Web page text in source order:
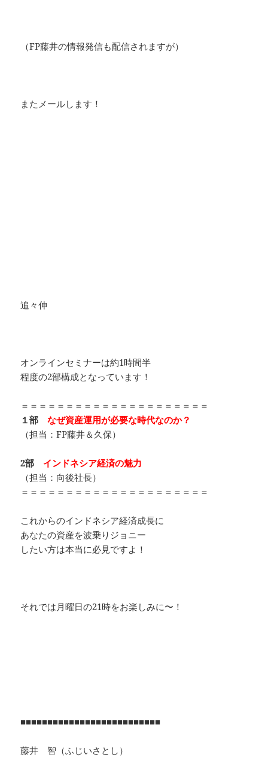
（FP藤井の情報発信も配信されますが）
またメールします！
追々伸
オンラインセミナーは約1時間半
程度の2部構成となっています！
＝＝＝＝＝＝＝＝＝＝＝＝＝＝＝＝＝＝＝＝＝
１部なぜ資産運用が必要な時代なのか？
（担当：FP藤井＆久保）
2部 インドネシア経済の魅力
（担当：向後社長）
＝＝＝＝＝＝＝＝＝＝＝＝＝＝＝＝＝＝＝＝＝
これからのインドネシア経済成長に
あなたの資産を波乗りジョニー
したい方は本当に必見ですよ！
それでは月曜日の21時をお楽しみに〜！
■■■■■■■■■■■■■■■■■■■■■■■■■■
藤井 智（ふじいさとし）